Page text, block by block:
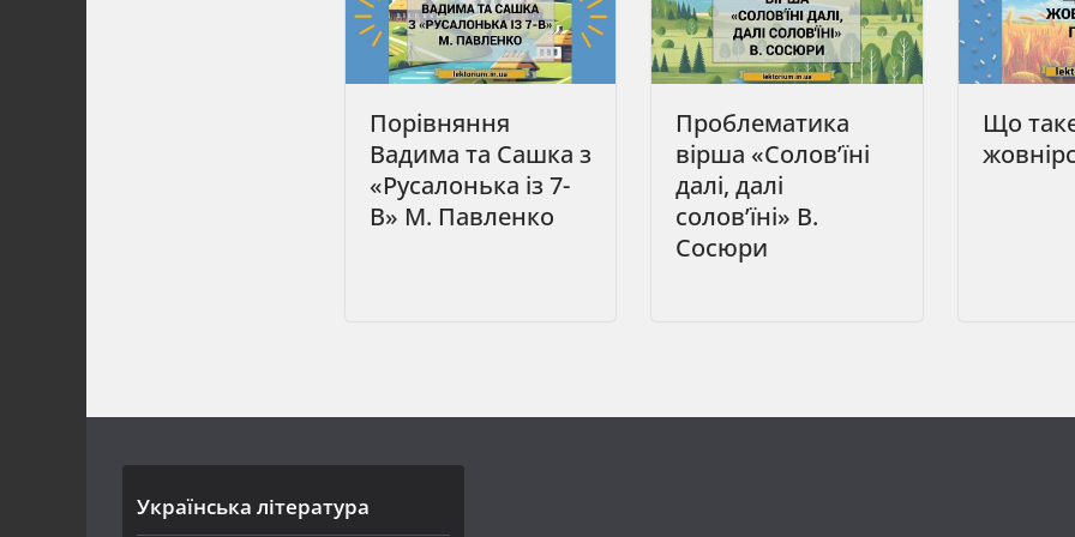
Порівняння
Вадима та Сашка з
«Русалонька із 7-
В» М. Павленко
Проблематика
вірша «Солов’їні
далі, далі
солов’їні» В.
Сосюри
Що
Українська література